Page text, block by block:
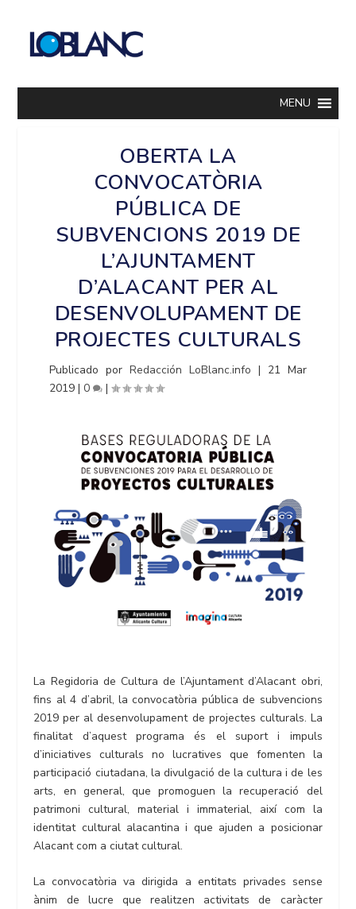
MENU
OBERTA LA
CONVOCATÒRIA
PÚBLICA DE
SUBVENCIONS 2019 DE
L’AJUNTAMENT
D’ALACANT PER AL
DESENVOLUPAMENT DE
PROJECTES CULTURALS
Publicado porRedacción LoBlanc.info | 21 Mar
2019 |0 |
La Regidoria de Cultura de l’Ajuntament d’Alacant obri,
fins al 4 d’abril, la convocatòria pública de subvencions
2019 per al desenvolupament de projectes culturals. La
finalitat d’aquest programa és el suport i impuls
d’iniciatives culturals no lucratives que fomenten la
participació ciutadana, la divulgació de la cultura i de les
arts, en general, que promoguen la recuperació del
patrimoni cultural, material i immaterial, així com la
identitat cultural alacantina i que ajuden a posicionar
Alacant com a ciutat cultural.
La convocatòria va dirigida a entitats privades sense
ànim de lucre que realitzen activitats de caràcter